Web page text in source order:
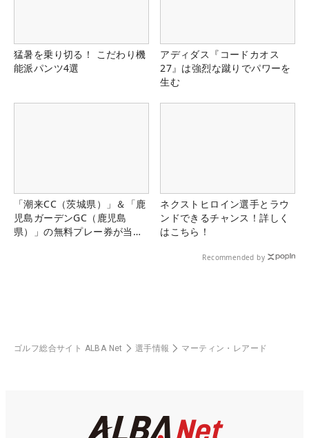
猛暑を乗り切る！ こだわり機
能派パンツ4選
アディダス『コードカオス
27』は強烈な蹴りでパワーを
生む
「潮来CC（茨城県）」＆「鹿
児島ガーデンGC（鹿児島
県）」の無料プレー券が当た
ネクストヒロイン選手とラウ
ンドできるチャンス！詳しく
はこちら！
Recommended by
ゴルフ総合サイト ALBA Net 選手情報 マーティン・レアード